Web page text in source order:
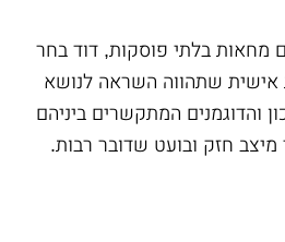
מחאות בלתי פוסקות, דוד בחר
אישית שתהווה השראה לנושא
והדוגמנים המתקשרים ביניהם
חזק ובועט שדובר רבות.